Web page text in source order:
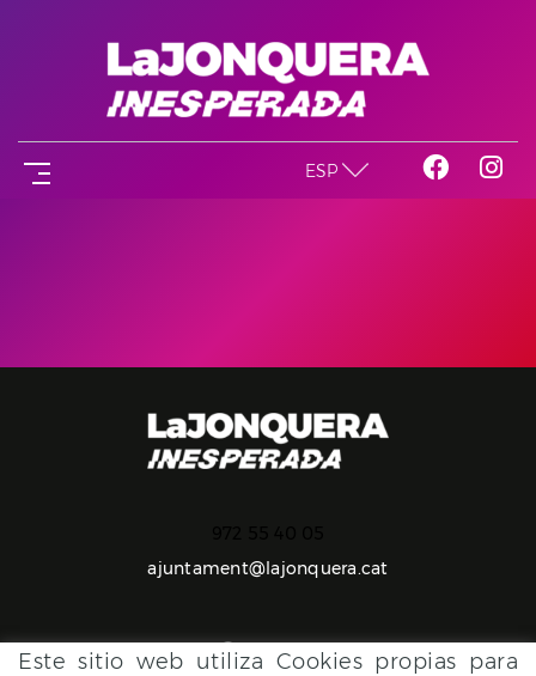
ESP
ajuntament@lajonquera.cat
Este sitio web utiliza Cookies propias para